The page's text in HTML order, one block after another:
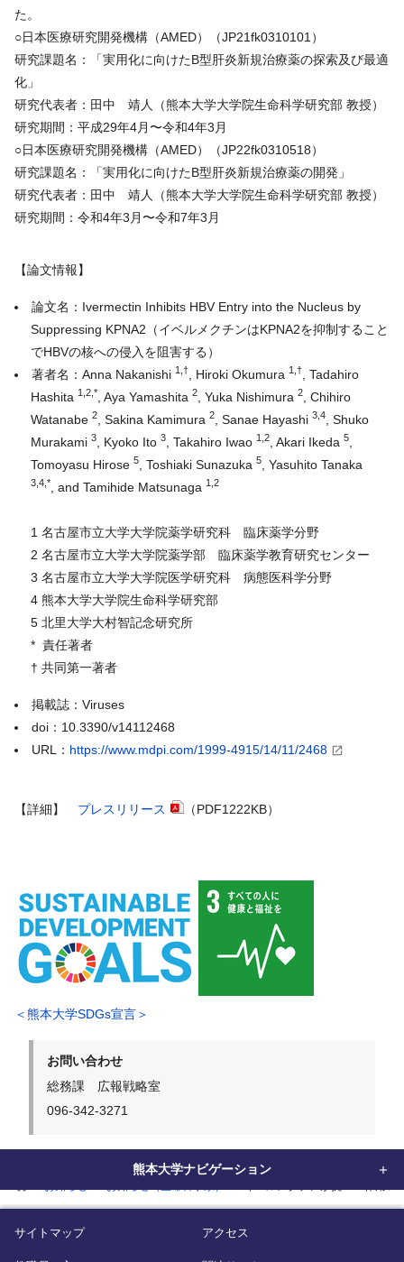
home
た。
○日本医療研究開発機構（AMED）（JP21fk0310101 ）
研究課題名：「実用化に向けたB型肝炎新規治療薬の探索及び最適
化」
研究代表者：田中 靖人（熊本大学大学院生命科学研究部 教授）
研究期間：平成29年4月〜令和4年3 月
○日本医療研究開発機構（AMED）（JP22fk0310518）
研究課題名：「実用化に向けたB型肝炎新規治療薬の開発」
研究代表者：田中 靖人（熊本大学大学院生命科学研究部 教授）
研究期間：令和4年3 月〜令和7年3 月
【論文情報】
論文名：Ivermectin Inhibits HBV Entry into the Nucleus by
Suppressing KPNA2（イベルメクチンはKPNA2を抑制すること
でHBVの核への侵入を阻害する）
著者名：Anna Nakanishi 1,† , Hiroki Okumura 1,†
, Tadahiro
Hashita1,2,* , Aya Yamashita2 , Yuka Nishimura2
, Chihiro
Watanabe2 , Sakina Kamimura2 , Sanae Hayashi3,4
, Shuko
Murakami3 , Kyoko Ito3 , Takahiro Iwao1,2 , Akari Ikeda5
Tomoyasu Hirose5 , Toshiaki Sunazuka5 , Yasuhito Tanaka
3,4,* , and Tamihide Matsunaga1,2
1 名古屋市立大学大学院薬学研究科 臨床薬学分野
2 名古屋市立大学大学院薬学部 臨床薬学教育研究センター
3 名古屋市立大学大学院医学研究科 病態医科学分野
4 熊本大学大学院生命科学研究部
5 北里大学大村智記念研究所
* 責任著者
† 共同第一著者
掲載誌：Viruses
doi：10.3390/v14112468
URL： https://www.mdpi.com/1999-4915/14/11/2468
【詳細】 プレスリリース （PDF1222KB）
＜熊本大学SDGs宣言＞
お問い合わせ
総務課 広報戦略室
096-342-3271
熊本大学ナビゲーション
サイトマップ アクセス